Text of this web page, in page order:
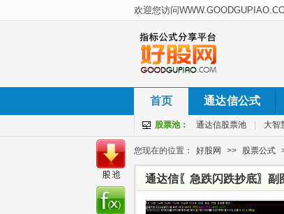
首页 通达信公式
股票池： 通达信股票池 大智
您现在的位置： 好股网 >> 股票公式
通达信〖急跌闪跌抄底〗副